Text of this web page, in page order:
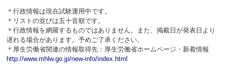
＊行政情報は現在試験運用中です。
＊リストの並びは五十音順です。
＊行政情報を網羅するものではありません。また、掲載日が発表日より
遅れる場合があります。予めご了承ください。
＊厚生労働省関連の情報取得先：厚生労働省ホームページ・新着情報
http://www.mhlw.go.jp/new-info/index.html